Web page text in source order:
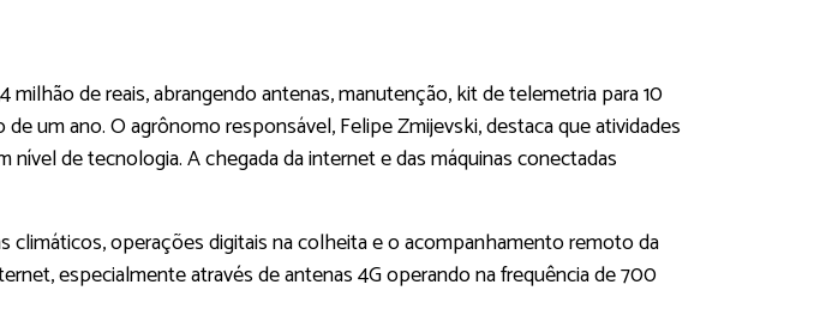
de reais, abrangendo antenas, manutenção, kit de telemetria para 10
um ano. O agrônomo responsável, Felipe Zmijevski, destaca que atividades
de tecnologia. A chegada da internet e das máquinas conectadas
climáticos, operações digitais na colheita e o acompanhamento remoto da
especialmente através de antenas 4G operando na frequência de 700